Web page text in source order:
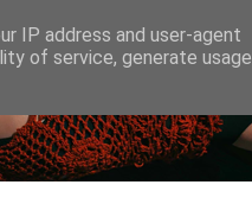
IP address and user-agent
of service, generate usage